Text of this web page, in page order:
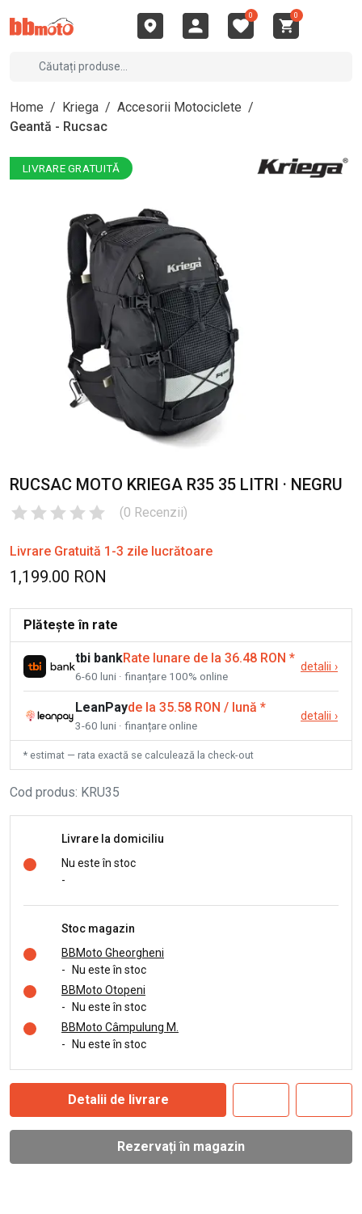
0 0
Home / Kriega / Accesorii Motociclete /
Geantă - Rucsac
LIVRARE GRATUITĂ
RUCSAC MOTO KRIEGA R35 35 LITRI · NEGRU
(0 Recenzii)
Livrare Gratuită 1-3 zile lucrătoare
1,199.00 RON
Plătește în rate
tbi bankRate lunare de la 36.48 RON *
6-60 luni · finanțare 100% online
detalii ›
LeanPayde la 35.58 RON / lună *
3-60 luni · finanțare online
detalii ›
* estimat — rata exactă se calculează la check-out
Cod produs: KRU35
Livrare la domiciliu
Nu este în stoc
-
Stoc magazin
BBMoto Gheorgheni
-
Nu este în stoc
BBMoto Otopeni
-
Nu este în stoc
BBMoto Câmpulung M.
-
Nu este în stoc
Detalii de livrare
Rezervați în magazin